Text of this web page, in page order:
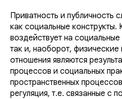
Приватность и публичность
как социальные конструкты.
воздействует на
так и, наоборот, физические
отношения являются
процессов и социальных
пространственных
регуляция, т.е. связанные с